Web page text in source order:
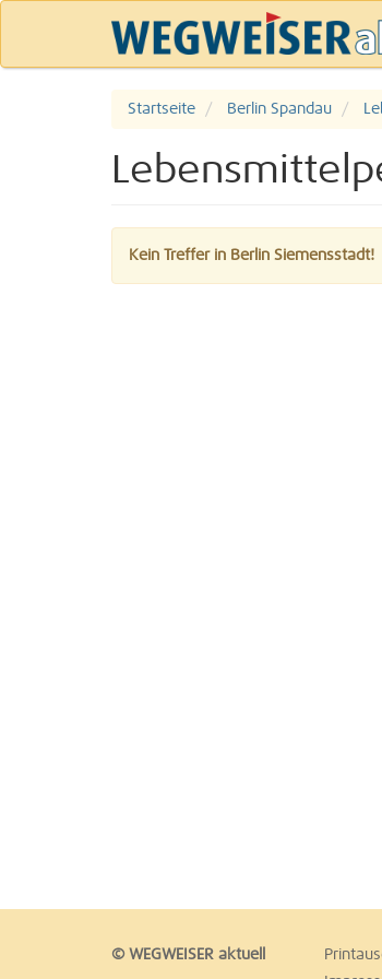
Startseite Berlin Spandau
Kein Treffer in Berlin Siemensstadt!
© WEGWEISER aktuell